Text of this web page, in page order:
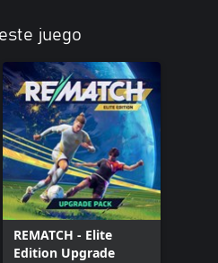
juego
REMATCH - Elite
Edition Upgrade